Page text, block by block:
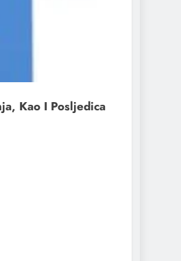
Kao I Posljedica